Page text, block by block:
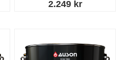
2.249 kr